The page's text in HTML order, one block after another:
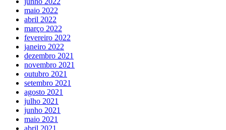
maio 2022
abril 2022
março 2022
fevereiro 2022
janeiro 2022
dezembro 2021
novembro 2021
outubro 2021
setembro 2021
agosto 2021
julho 2021
junho 2021
maio 2021
abril 2021